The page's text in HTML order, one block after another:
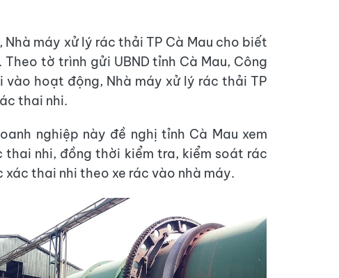
máy xử lý rác thải TP Cà Mau cho biết
tờ trình gửi UBND tỉnh Cà Mau, Công
hoạt động, Nhà máy xử lý rác thải TP
thai nhi.
nghiệp này đề nghị tỉnh Cà Mau xem
nhi, đồng thời kiểm tra, kiểm soát rác
thai nhi theo xe rác vào nhà máy.